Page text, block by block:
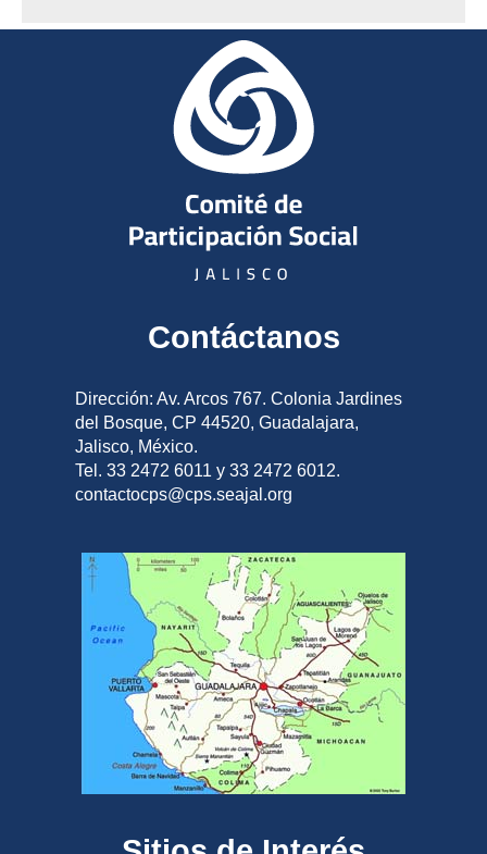
Contáctanos
Dirección: Av. Arcos 767. Colonia Jardines
del Bosque, CP 44520, Guadalajara,
Jalisco, México.
Tel. 33 2472 6011 y 33 2472 6012.
contactocps@cps.seajal.org